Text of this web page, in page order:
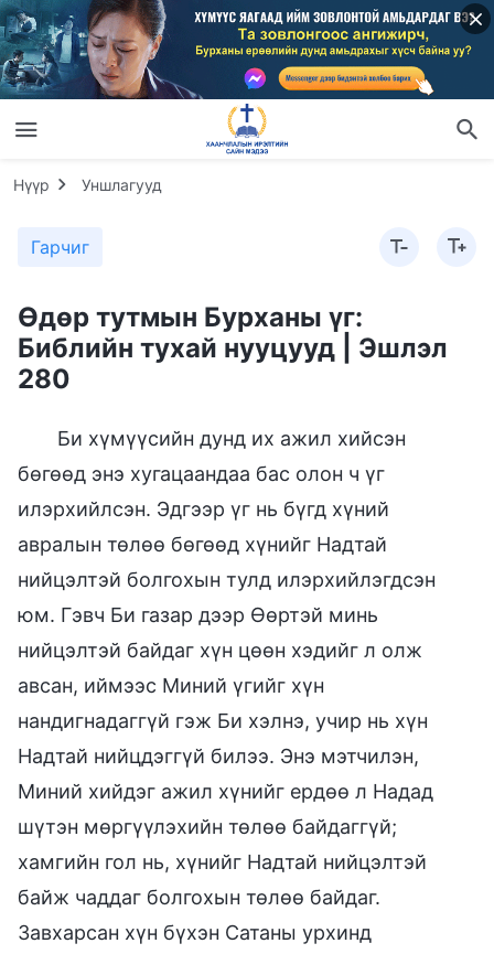
Нүүр Уншлагууд
Гарчиг
Өдөр тутмын Бурханы үг:
Библийн тухай нууцууд | Эшлэл
280
Би хүмүүсийн дунд их ажил хийсэн
бөгөөд энэ хугацаандаа бас олон ч үг
илэрхийлсэн. Эдгээр үг нь бүгд хүний
авралын төлөө бөгөөд хүнийг Надтай
нийцэлтэй болгохын тулд илэрхийлэгдсэн
юм. Гэвч Би газар дээр Өөртэй минь
нийцэлтэй байдаг хүн цөөн хэдийг л олж
авсан, иймээс Миний үгийг хүн
нандигнадаггүй гэж Би хэлнэ, учир нь хүн
Надтай нийцдэггүй билээ. Энэ мэтчилэн,
Миний хийдэг ажил хүнийг ердөө л Надад
шүтэн мөргүүлэхийн төлөө байдаггүй;
хамгийн гол нь, хүнийг Надтай нийцэлтэй
байж чаддаг болгохын төлөө байдаг.
Завхарсан хүн бүхэн Сатаны урхинд